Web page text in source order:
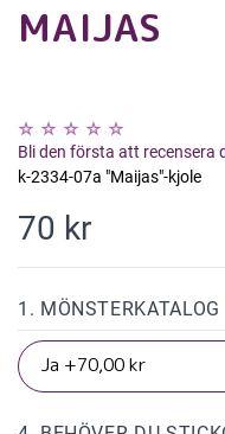
MAIJAS
Bli den första att recensera
k-2334-07a "Maijas"-kjole
70 kr
1. MÖNSTERKATALOG